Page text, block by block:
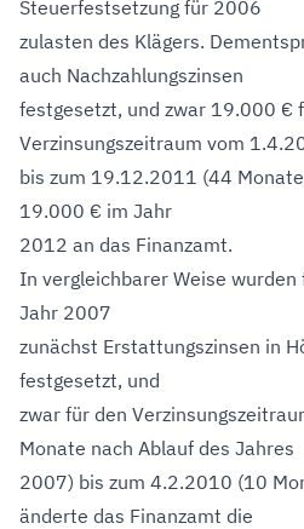
Steuerfestsetzung für 2006
zulasten des Klägers.
auch Nachzahlungszinsen
festgesetzt, und zwar 19.000 €
Verzinsungszeitraum vom
bis zum 19.12.2011 (44
19.000 € im Jahr
2012 an das Finanzamt.
In vergleichbarer Weise wurden
Jahr 2007
zunächst Erstattungszinsen in
festgesetzt, und
zwar für den
Monate nach Ablauf des Jahres
2007) bis zum 4.2.2010 (10
änderte das Finanzamt die